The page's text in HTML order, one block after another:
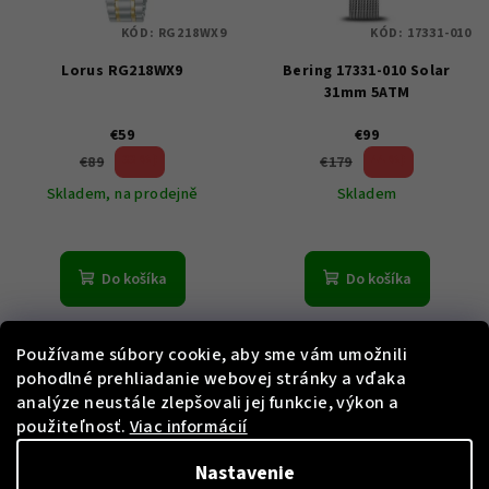
Používame súbory cookie, aby sme vám umožnili
pohodlné prehliadanie webovej stránky a vďaka
analýze neustále zlepšovali jej funkcie, výkon a
použiteľnosť. Viac informácií
Nastavenie
Lorus RG218WX9
€59
€89
Skladem, na prodejně
Do košíka
KÓD: RG218WX9
Bering 17331-010 Solar
31mm 5ATM
€99
€179
Skladem
Do košíka
KÓD: 17331-010